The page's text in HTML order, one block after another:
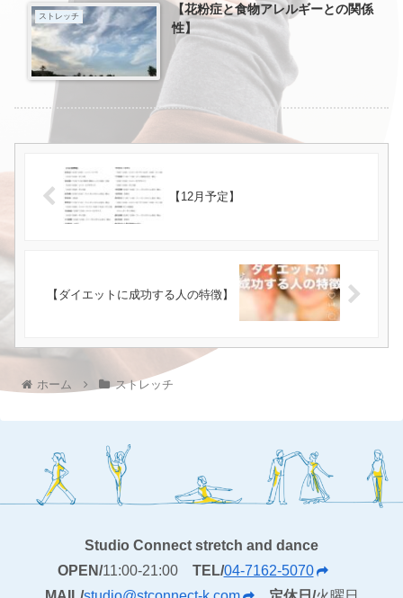
ストレッチ
【花粉症と食物アレルギーとの関係
性】
【12月予定】
【ダイエットに成功する人の特徴】
ホーム ストレッチ
Studio Connect stretch and dance
OPEN/11:00-21:00 TEL/04-7162-5070